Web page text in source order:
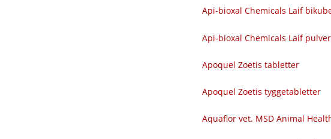
Api-bioxal Chemicals Laif
Api-bioxal Chemicals Laif
Apoquel Zoetis tabletter
Apoquel Zoetis tyggetabletter
Aquaflor vet. MSD Animal